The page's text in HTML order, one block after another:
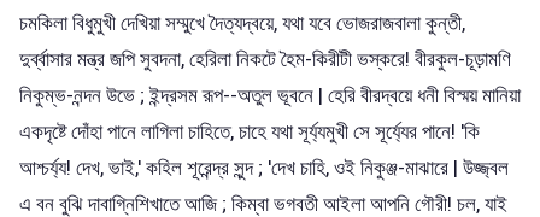
চমকিলা বিধুমুখী দেখিয়া সম্মুখে দৈত্যদ্বয়ে, যথা যবে ভোজরাজবালা কুন্তী,
দুর্ব্বাসার মন্ত্র জপি সুবদনা, হেরিলা নিকটে হৈম-কিরীটী ভস্করে! বীরকুল-চূড়ামণি
নিকুম্ভ-নন্দন উভে ; ইন্দ্রসম রূপ--অতুল ভূবনে | হেরি বীরদ্বয়ে ধনী বিস্ময় মানিয়া
একদৃষ্টে দোঁহা পানে লাগিলা চাহিতে, চাহে যথা সূর্য্যমুখী সে সূর্য্যের পানে! 'কি
আশ্চর্য্য! দেখ, ভাই,' কহিল শূরেন্দ্র সুন্দ ; 'দেখ চাহি, ওই নিকুঞ্জ-মাঝারে | উজ্জ্বল
এ বন বুঝি দাবাগ্নিশিখাতে আজি ; কিম্বা ভগবতী আইলা আপনি গৌরী! চল, যাই